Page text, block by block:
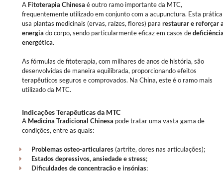
A Fitoterapia Chinesa é outro ramo importante da MTC,
frequentemente utilizado em conjunto com a acupunctura. Esta prática
usa plantas medicinais (ervas, raízes, flores) para restaurar e reforçar
energia do corpo, sendo particularmente eficaz em casos de
energética.
As fórmulas de fitoterapia, com milhares de anos de história, são
desenvolvidas de maneira equilibrada, proporcionando efeitos
terapêuticos seguros e comprovados. Na China, este é o ramo mais
utilizado da MTC.
Indicações Terapêuticas da MTC
A Medicina Tradicional Chinesa pode tratar uma vasta gama de
condições, entre as quais:
Problemas osteo-articulares (artrite, dores nas articulações);
Estados depressivos, ansiedade e stress;
Dificuldades de concentração e insónias;